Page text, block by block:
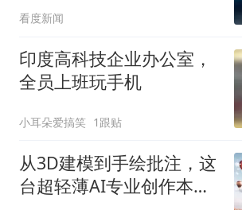
2部被抢手机
看度新闻
印度高科技企业办公室，
全员上班玩手机
小耳朵爱搞笑 1跟贴
从3D建模到手绘批注，这
台超轻薄AI专业创作本全